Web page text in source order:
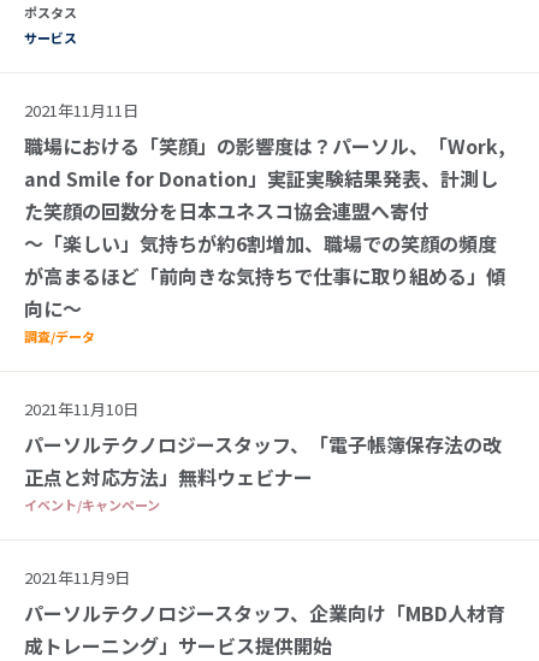
ポスタス
サービス
2021年11月11日
職場における「笑顔」の影響度は？パーソル、「Work,
and Smile for Donation」実証実験結果発表、計測し
た笑顔の回数分を日本ユネスコ協会連盟へ寄付
～「楽しい」気持ちが約6割増加、職場での笑顔の頻度
が高まるほど「前向きな気持ちで仕事に取り組める」傾
向に～
調査/データ
2021年11月10日
パーソルテクノロジースタッフ、「電子帳簿保存法の改
正点と対応方法」無料ウェビナー
イベント/キャンペーン
2021年11月9日
パーソルテクノロジースタッフ、企業向け「MBD人材育
成トレーニング」サービス提供開始